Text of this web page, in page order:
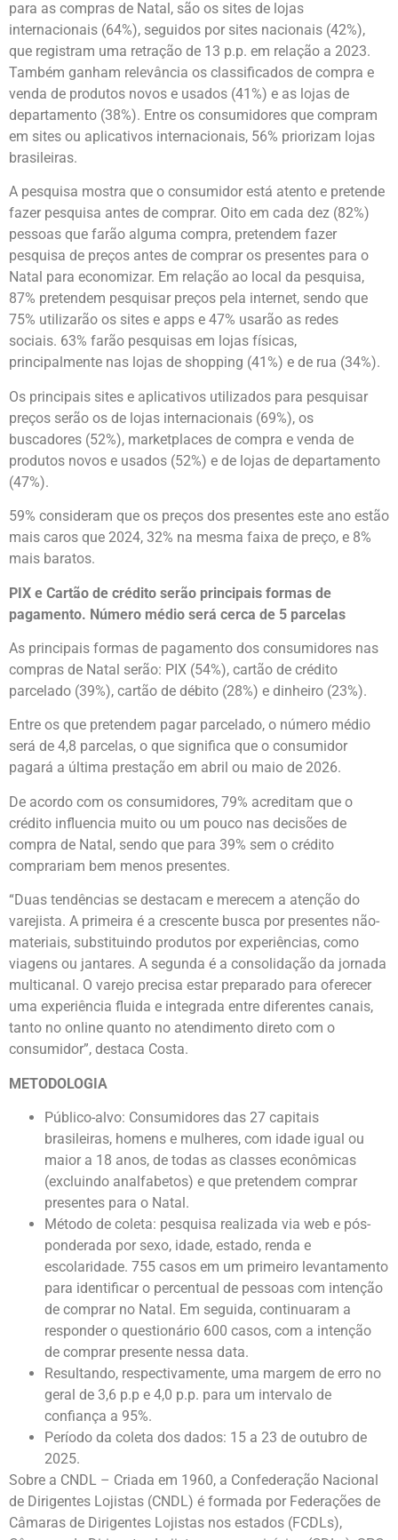
para as compras de Natal, são os sites de lojas
internacionais (64%), seguidos por sites nacionais (42%),
que registram uma retração de 13 p.p. em relação a 2023.
Também ganham relevância os classificados de compra e
venda de produtos novos e usados (41%) e as lojas de
departamento (38%). Entre os consumidores que compram
em sites ou aplicativos internacionais, 56% priorizam lojas
brasileiras.
A pesquisa mostra que o consumidor está atento e pretende
fazer pesquisa antes de comprar. Oito em cada dez (82%)
pessoas que farão alguma compra, pretendem fazer
pesquisa de preços antes de comprar os presentes para o
Natal para economizar. Em relação ao local da pesquisa,
87% pretendem pesquisar preços pela internet, sendo que
75% utilizarão os sites e apps e 47% usarão as redes
sociais. 63% farão pesquisas em lojas físicas,
principalmente nas lojas de shopping (41%) e de rua (34%).
Os principais sites e aplicativos utilizados para pesquisar
preços serão os de lojas internacionais (69%), os
buscadores (52%), marketplaces de compra e venda de
produtos novos e usados (52%) e de lojas de departamento
(47%).
59% consideram que os preços dos presentes este ano estão
mais caros que 2024, 32% na mesma faixa de preço, e 8%
mais baratos.
PIX e Cartão de crédito serão principais formas de
pagamento. Número médio será cerca de 5 parcelas
As principais formas de pagamento dos consumidores nas
compras de Natal serão: PIX (54%), cartão de crédito
parcelado (39%), cartão de débito (28%) e dinheiro (23%).
Entre os que pretendem pagar parcelado, o número médio
será de 4,8 parcelas, o que significa que o consumidor
pagará a última prestação em abril ou maio de 2026.
De acordo com os consumidores, 79% acreditam que o
crédito influencia muito ou um pouco nas decisões de
compra de Natal, sendo que para 39% sem o crédito
comprariam bem menos presentes.
“Duas tendências se destacam e merecem a atenção do
varejista. A primeira é a crescente busca por presentes não-
materiais, substituindo produtos por experiências, como
viagens ou jantares. A segunda é a consolidação da jornada
multicanal. O varejo precisa estar preparado para oferecer
uma experiência fluida e integrada entre diferentes canais,
tanto no online quanto no atendimento direto com o
consumidor”, destaca Costa.
METODOLOGIA
Público-alvo: Consumidores das 27 capitais
brasileiras, homens e mulheres, com idade igual ou
maior a 18 anos, de todas as classes econômicas
(excluindo analfabetos) e que pretendem comprar
presentes para o Natal.
Método de coleta: pesquisa realizada via web e pós-
ponderada por sexo, idade, estado, renda e
escolaridade. 755 casos em um primeiro levantamento
para identificar o percentual de pessoas com intenção
de comprar no Natal. Em seguida, continuaram a
responder o questionário 600 casos, com a intenção
de comprar presente nessa data.
Resultando, respectivamente, uma margem de erro no
geral de 3,6 p.p e 4,0 p.p. para um intervalo de
confiança a 95%.
Período da coleta dos dados: 15 a 23 de outubro de
2025.
Sobre a CNDL – Criada em 1960, a Confederação Nacional
de Dirigentes Lojistas (CNDL) é formada por Federações de
Câmaras de Dirigentes Lojistas nos estados (FCDLs),